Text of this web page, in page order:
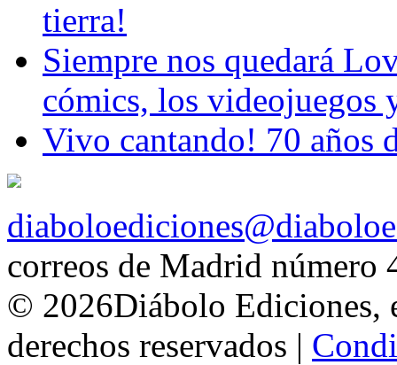
tierra!
Siempre nos quedará
cómics, los videojuegos
Vivo cantando! 70 años
correos de Madrid número
© 2026Diábolo Ediciones,
derechos reservados |